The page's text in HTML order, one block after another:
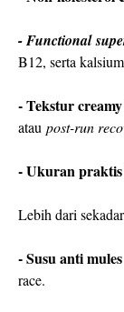
- Functional
B12, serta
- Tekstur
atau post-run
- Ukuran praktis
Lebih dari
- Susu anti mules
race.